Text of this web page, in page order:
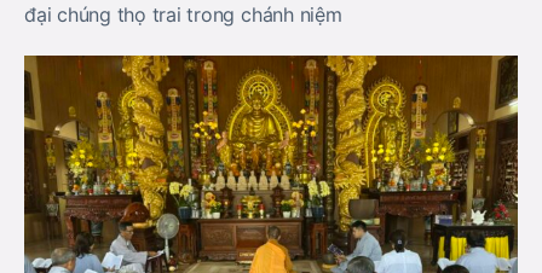
đại chúng thọ trai trong chánh niệm